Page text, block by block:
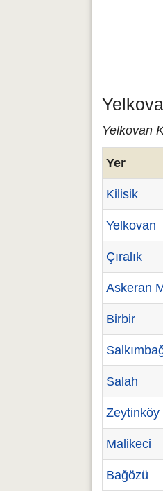
Yelkovan
Yer
Kilisik
Yelkovan
Çıralık
Askeran
Birbir
Salah
Zeytinköy
Malikeci
Bağözü